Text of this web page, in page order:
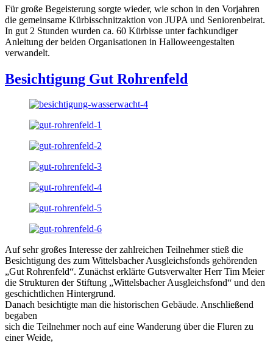
Für große Begeisterung sorgte wieder, wie schon in den Vorjahren
die gemeinsame Kürbisschnitzaktion von JUPA und Seniorenbeirat.
In gut 2 Stunden wurden ca. 60 Kürbisse unter fachkundiger
Anleitung der beiden Organisationen in Halloweengestalten
verwandelt.
Besichtigung Gut Rohrenfeld
Auf sehr großes Interesse der zahlreichen Teilnehmer stieß die
Besichtigung des zum Wittelsbacher Ausgleichsfonds gehörenden
„Gut Rohrenfeld“. Zunächst erklärte Gutsverwalter Herr Tim Meier
die Strukturen der Stiftung „Wittelsbacher Ausgleichsfond“ und den
geschichtlichen Hintergrund.
Danach besichtigte man die historischen Gebäude. Anschließend
begaben
sich die Teilnehmer noch auf eine Wanderung über die Fluren zu
einer Weide,